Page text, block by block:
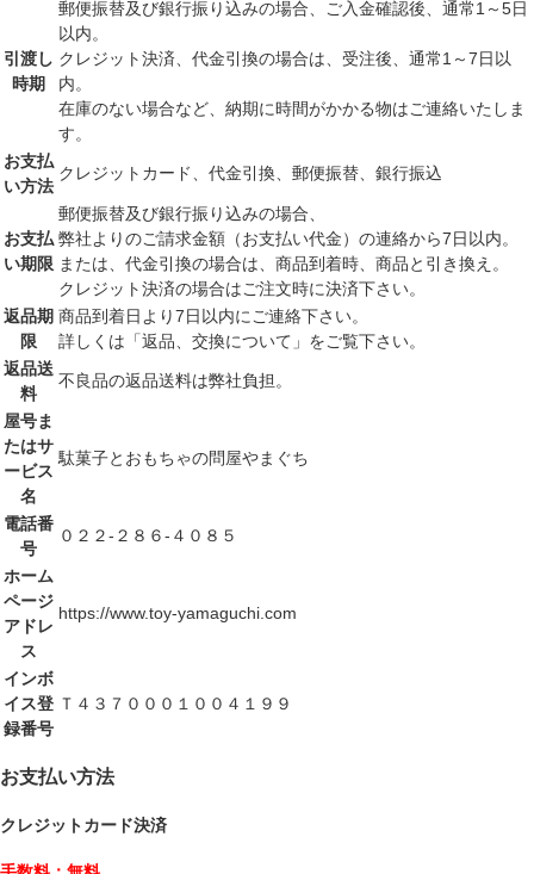
引渡し
時期
郵便振替及び銀行振り込みの場合、ご入金確認後、通常1～5日
以内。
クレジット決済、代金引換の場合は、受注後、通常1～7日以
内。
在庫のない場合など、納期に時間がかかる物はご連絡いたしま
す。
お支払
い方法
クレジットカード、代金引換、郵便振替、銀行振込
お支払
い期限
郵便振替及び銀行振り込みの場合、
弊社よりのご請求金額（お支払い代金）の連絡から7日以内。
または、代金引換の場合は、商品到着時、商品と引き換え。
クレジット決済の場合はご注文時に決済下さい。
返品期
限
商品到着日より7日以内にご連絡下さい。
詳しくは「返品、交換について」をご覧下さい。
返品送
料
不良品の返品送料は弊社負担。
屋号ま
たはサ
ービス
名
駄菓子とおもちゃの問屋やまぐち
電話番
号
０２２-２８６-４０８５
ホーム
ページ
アドレ
ス
https://www.toy-yamaguchi.com
インボ
イス登
録番号
Ｔ４３７０００１００４１９９
お支払い方法
クレジットカード決済